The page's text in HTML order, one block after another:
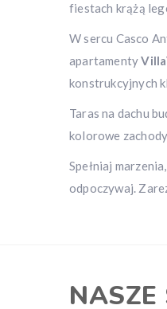
fiestach krążą
W sercu Casco
apartamenty
konstrukcyjnych
Taras na dachu
kolorowe
Spełniaj
odpoczywaj.
NASZE